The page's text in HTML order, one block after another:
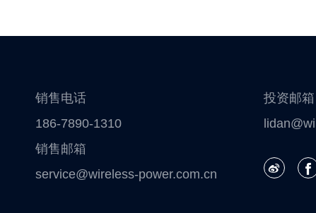
销售电话
186-7890-1310
销售邮箱
service@wireless-power.com.cn
投资邮箱